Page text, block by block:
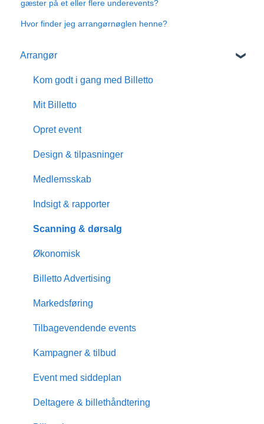
gæster på et eller flere underevents?
Hvor finder jeg arrangørnøglen henne?
Arrangør
Kom godt i gang med Billetto
Mit Billetto
Opret event
Design & tilpasninger
Medlemsskab
Indsigt & rapporter
Scanning & dørsalg
Økonomisk
Billetto Advertising
Markedsføring
Tilbagevendende events
Kampagner & tilbud
Event med siddeplan
Deltagere & billethåndtering